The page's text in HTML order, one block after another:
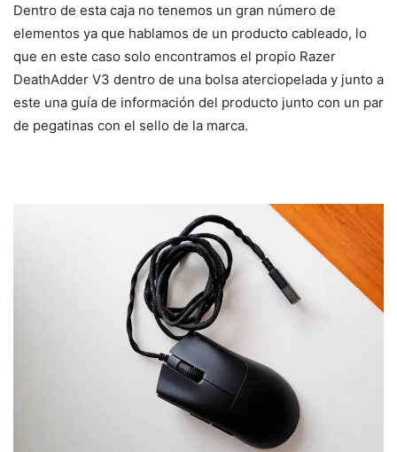
Dentro de esta caja no tenemos un gran número de
elementos ya que hablamos de un producto cableado, lo
que en este caso solo encontramos el propio Razer
DeathAdder V3 dentro de una bolsa aterciopelada y junto a
este una guía de información del producto junto con un par
de pegatinas con el sello de la marca.